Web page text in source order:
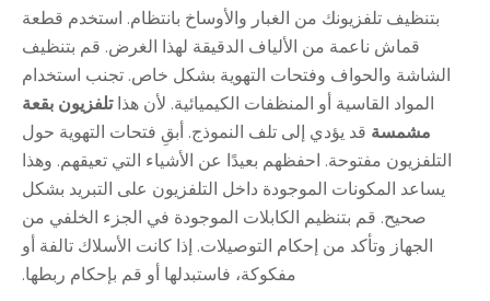
بتنظيف تلفزيونك من الغبار والأوساخ بانتظام. استخدم قطعة
قماش ناعمة من الألياف الدقيقة لهذا الغرض. قم بتنظيف
الشاشة والحواف وفتحات التهوية بشكل خاص. تجنب استخدام
المواد القاسية أو المنظفات الكيميائية. لأن هذاتلفزيون بقعة
مشمسة قد يؤدي إلى تلف النموذج. أبقِ فتحات التهوية حول
التلفزيون مفتوحة. احفظهم بعيدًا عن الأشياء التي تعيقهم. وهذا
يساعد المكونات الموجودة داخل التلفزيون على التبريد بشكل
صحيح. قم بتنظيم الكابلات الموجودة في الجزء الخلفي من
الجهاز وتأكد من إحكام التوصيلات. إذا كانت الأسلاك تالفة أو
مفكوكة، فاستبدلها أو قم بإحكام ربطها.